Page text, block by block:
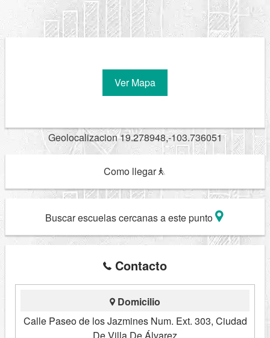
Ver Mapa
Geolocalizacion 19.278948,-103.736051
Como llegar
Buscar escuelas cercanas a este punto
Contacto
Domicilio
Calle Paseo de los Jazmines Num. Ext. 303, Ciudad